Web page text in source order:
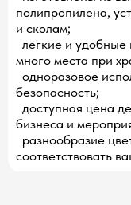
полипропилена,
и сколам;
легкие и удобные
много места при
одноразовое
безопасность;
доступная цена
бизнеса и
разнообразие
соответствовать